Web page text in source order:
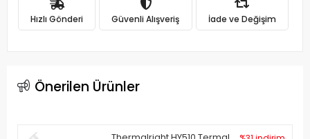
Hızlı Gönderi Güvenli Alışveriş İade ve Değişim
Önerilen Ürünler